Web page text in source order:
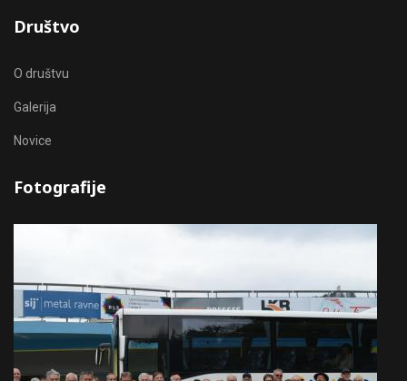
Društvo
O društvu
Galerija
Novice
Fotografije